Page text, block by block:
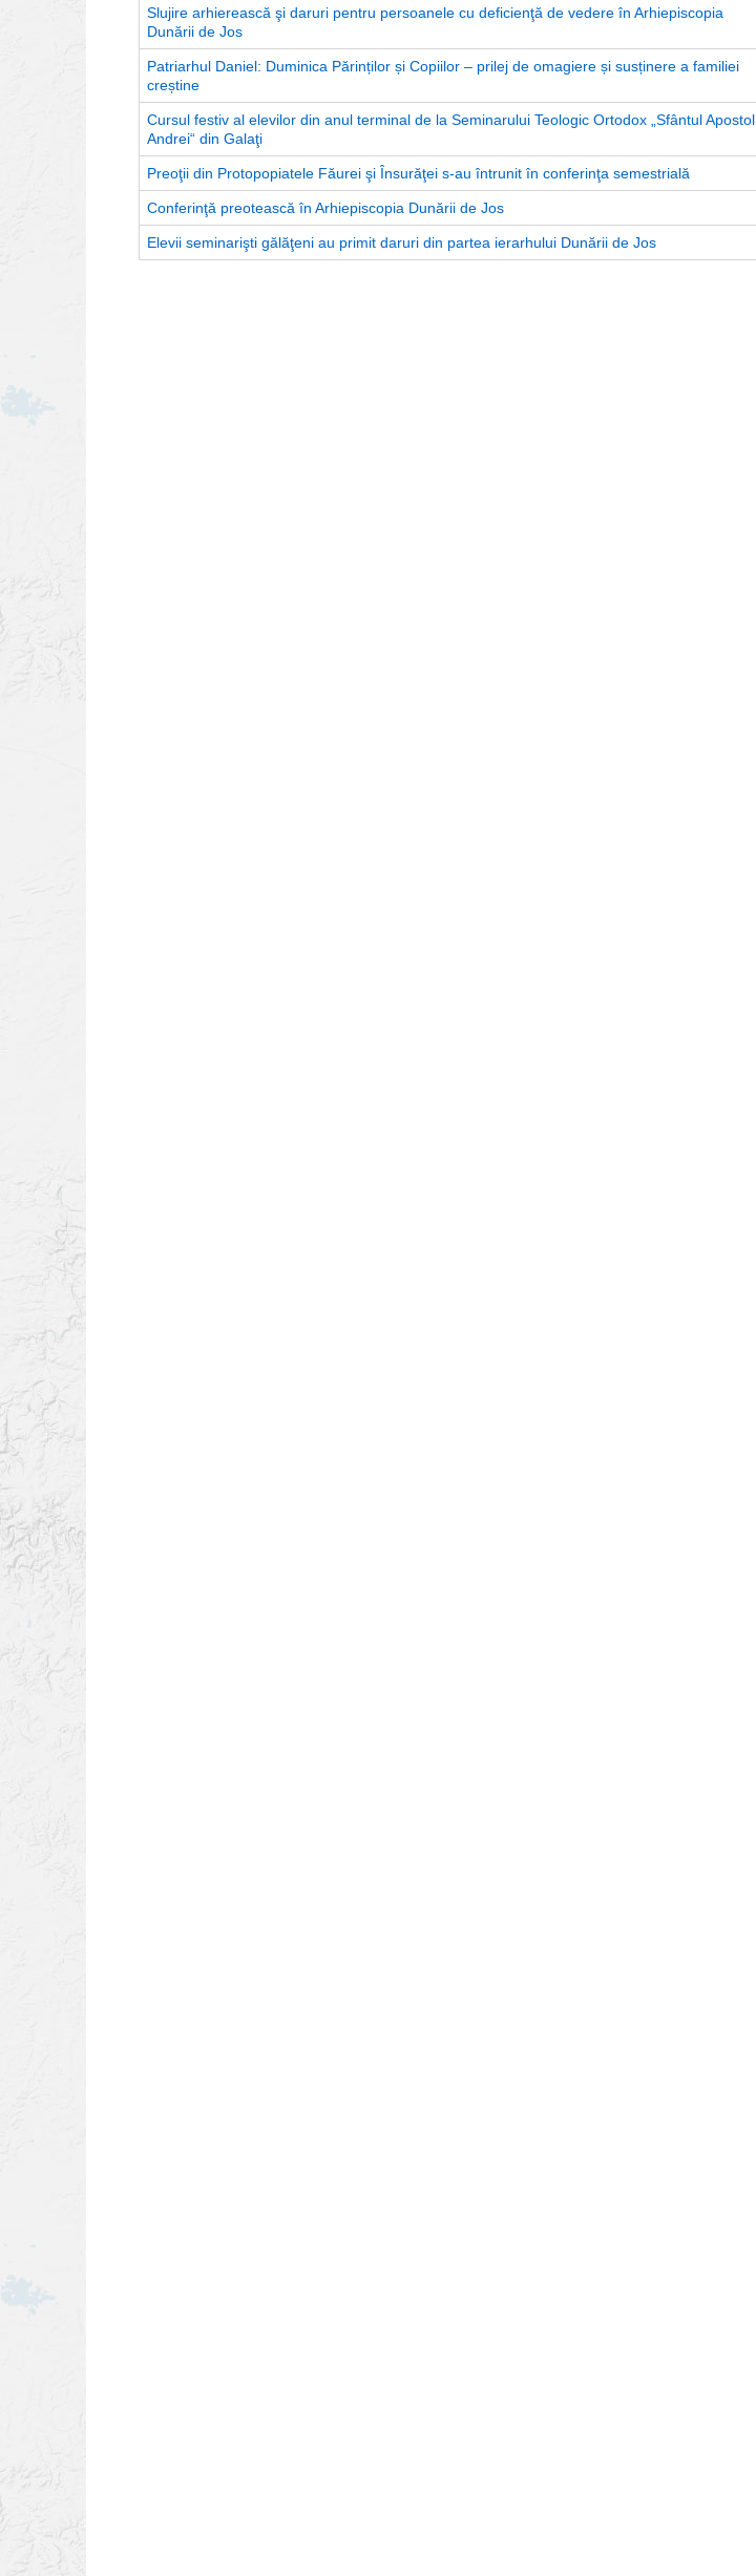
Slujire arhierească şi daruri pentru persoanele cu deficienţă de vedere în Arhiepiscopia
Dunării de Jos
Patriarhul Daniel: Duminica Părinților și Copiilor – prilej de omagiere și susținere a familiei
creștine
Cursul festiv al elevilor din anul terminal de la Seminarului Teologic Ortodox „Sfântul Apostol
Andrei“ din Galaţi
Preoţii din Protopopiatele Făurei şi Însurăţei s-au întrunit în conferinţa semestrială
Conferinţă preotească în Arhiepiscopia Dunării de Jos
Elevii seminarişti gălăţeni au primit daruri din partea ierarhului Dunării de Jos